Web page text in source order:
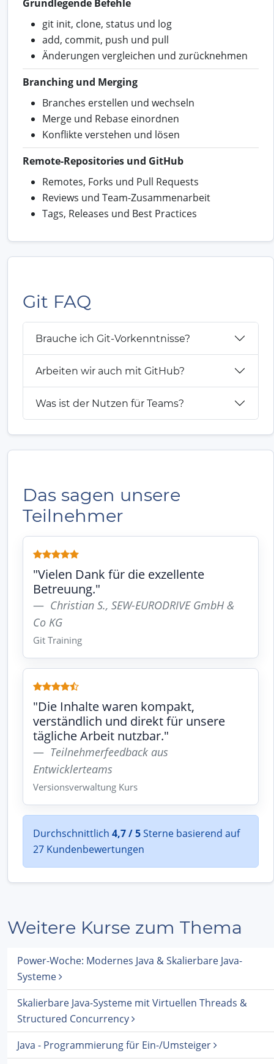
Grundlegende Befehle
git init, clone, status und log
add, commit, push und pull
Änderungen vergleichen und zurücknehmen
Branching und Merging
Branches erstellen und wechseln
Merge und Rebase einordnen
Konflikte verstehen und lösen
Remote-Repositories und GitHub
Remotes, Forks und Pull Requests
Reviews und Team-Zusammenarbeit
Tags, Releases und Best Practices
Git FAQ
Brauche ich Git-Vorkenntnisse?
Arbeiten wir auch mit GitHub?
Was ist der Nutzen für Teams?
Das sagen unsere
Teilnehmer
"Vielen Dank für die exzellente
Betreuung."
Christian S., SEW-EURODRIVE GmbH &
Co KG
Git Training
"Die Inhalte waren kompakt,
verständlich und direkt für unsere
tägliche Arbeit nutzbar."
Teilnehmerfeedback aus
Entwicklerteams
Versionsverwaltung Kurs
Durchschnittlich 4,7 / 5Sterne basierend auf
27 Kundenbewertungen
Weitere Kurse zum Thema
Power-Woche: Modernes Java & Skalierbare Java-
Systeme
Skalierbare Java-Systeme mit Virtuellen Threads &
Structured Concurrency
Java - Programmierung für Ein-/Umsteiger